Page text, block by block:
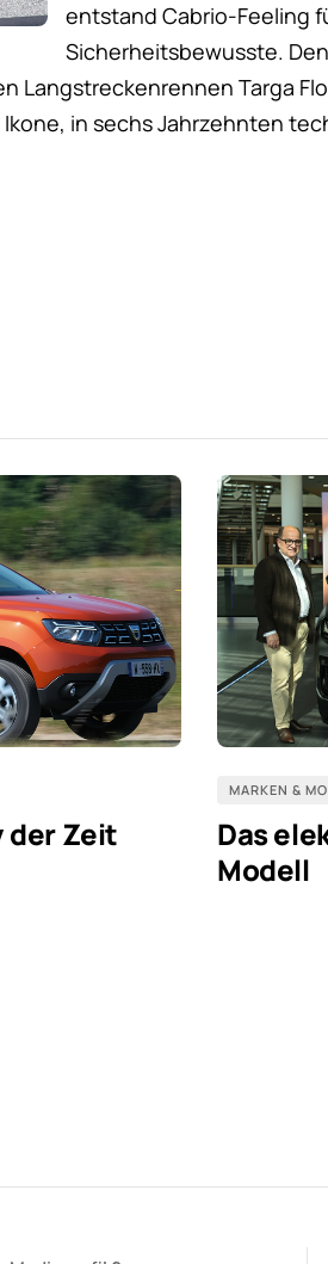
entstand Cabrio-Feeling
Sicherheitsbewusste.
Langstreckenrennen Targa
in sechs Jahrzehnten
der Zeit
MARKEN &
Das
Modell